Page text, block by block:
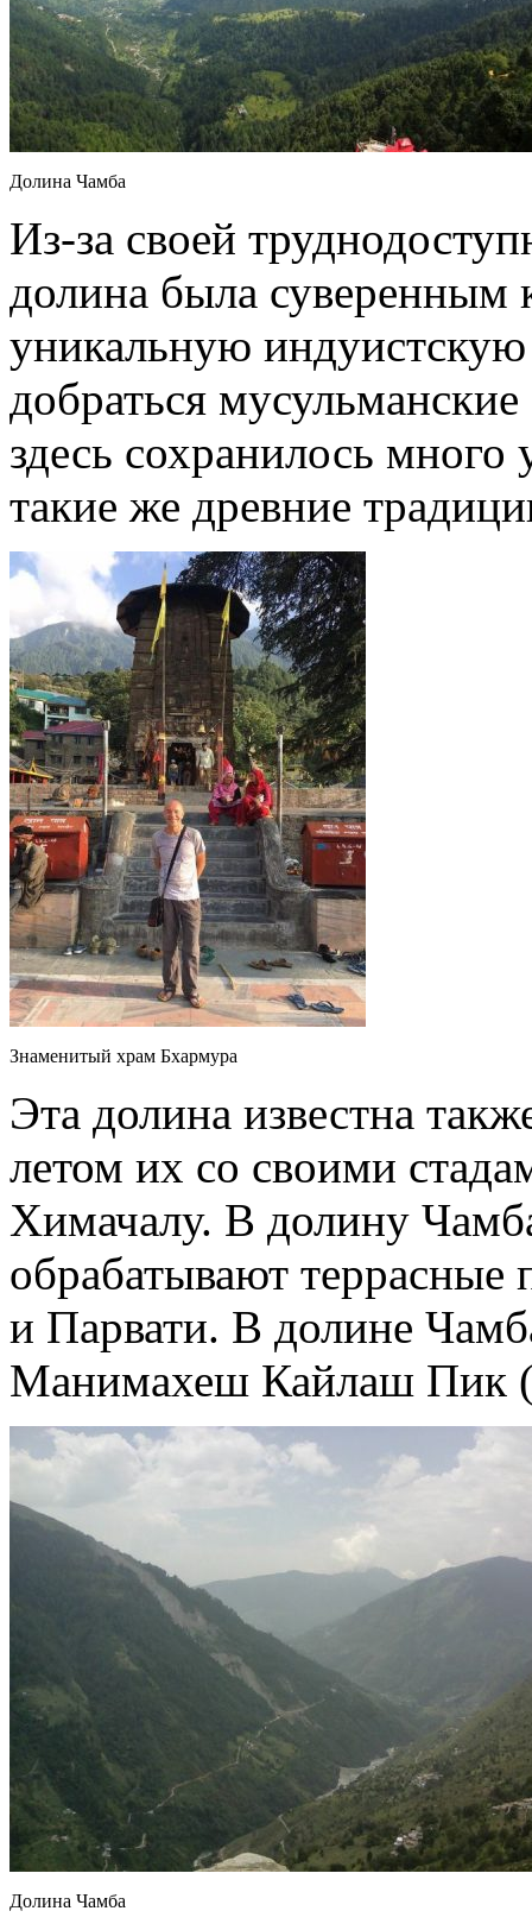
Долина Чамба
Из-за своей
долина была
уникальную
добраться мусульманские
здесь сохранилось
такие же древние
Знаменитый храм Бхармура
Эта долина известна
летом их со своими
Химачалу. В долину
обрабатывают
и Парвати. В долине
Манимахеш Кайлаш Пик
Долина Чамба